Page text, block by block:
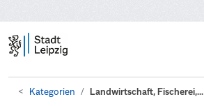
Kategorien Landwirtschaft, Fischerei,...